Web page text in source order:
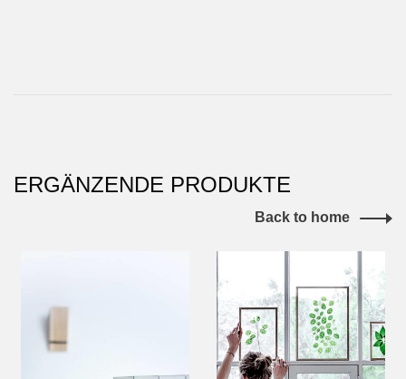
ERGÄNZENDE PRODUKTE
Back to home